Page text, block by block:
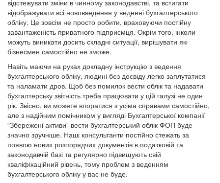
відстежувати зміни в чинному законодавстві, та встигати
відображувати всі нововведення у веденні бухгалтерського
обліку. Це зовсім не просто робити, враховуючи постійну
завантаженість приватного підприємця. Окрім того, інколи
можуть виникати досить складні ситуації, вирішувати які
бізнесмен самостійно не зможе.
Навіть маючи на руках докладну інструкцію з ведення
бухгалтерського обліку, людині без досвіду легко заплутатися
та наламати дров. Щоб без помилок вести облік та надавати
бухгалтерську звітність треба працювати у цій галузі не один
рік. Звісно, ви можете впоратися з усіма справами самостійно,
але з надійним помічником у вигляді Бухгалтерської компанії
“Збережені активи” вести бухгалтерський облік ФОП буде
значно зручніше. Наші консультанти постійно стежать за
появою нових розпорядчих документів в податковій та
законодавчій базі та регулярно підвищують свій
кваліфікаційний рівень, тому проблем з веденням
бухгалтерського обліку у вас не буде.